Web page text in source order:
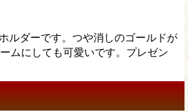
ルダーです。つや消しのゴールドが
ムにしても可愛いです。プレゼン